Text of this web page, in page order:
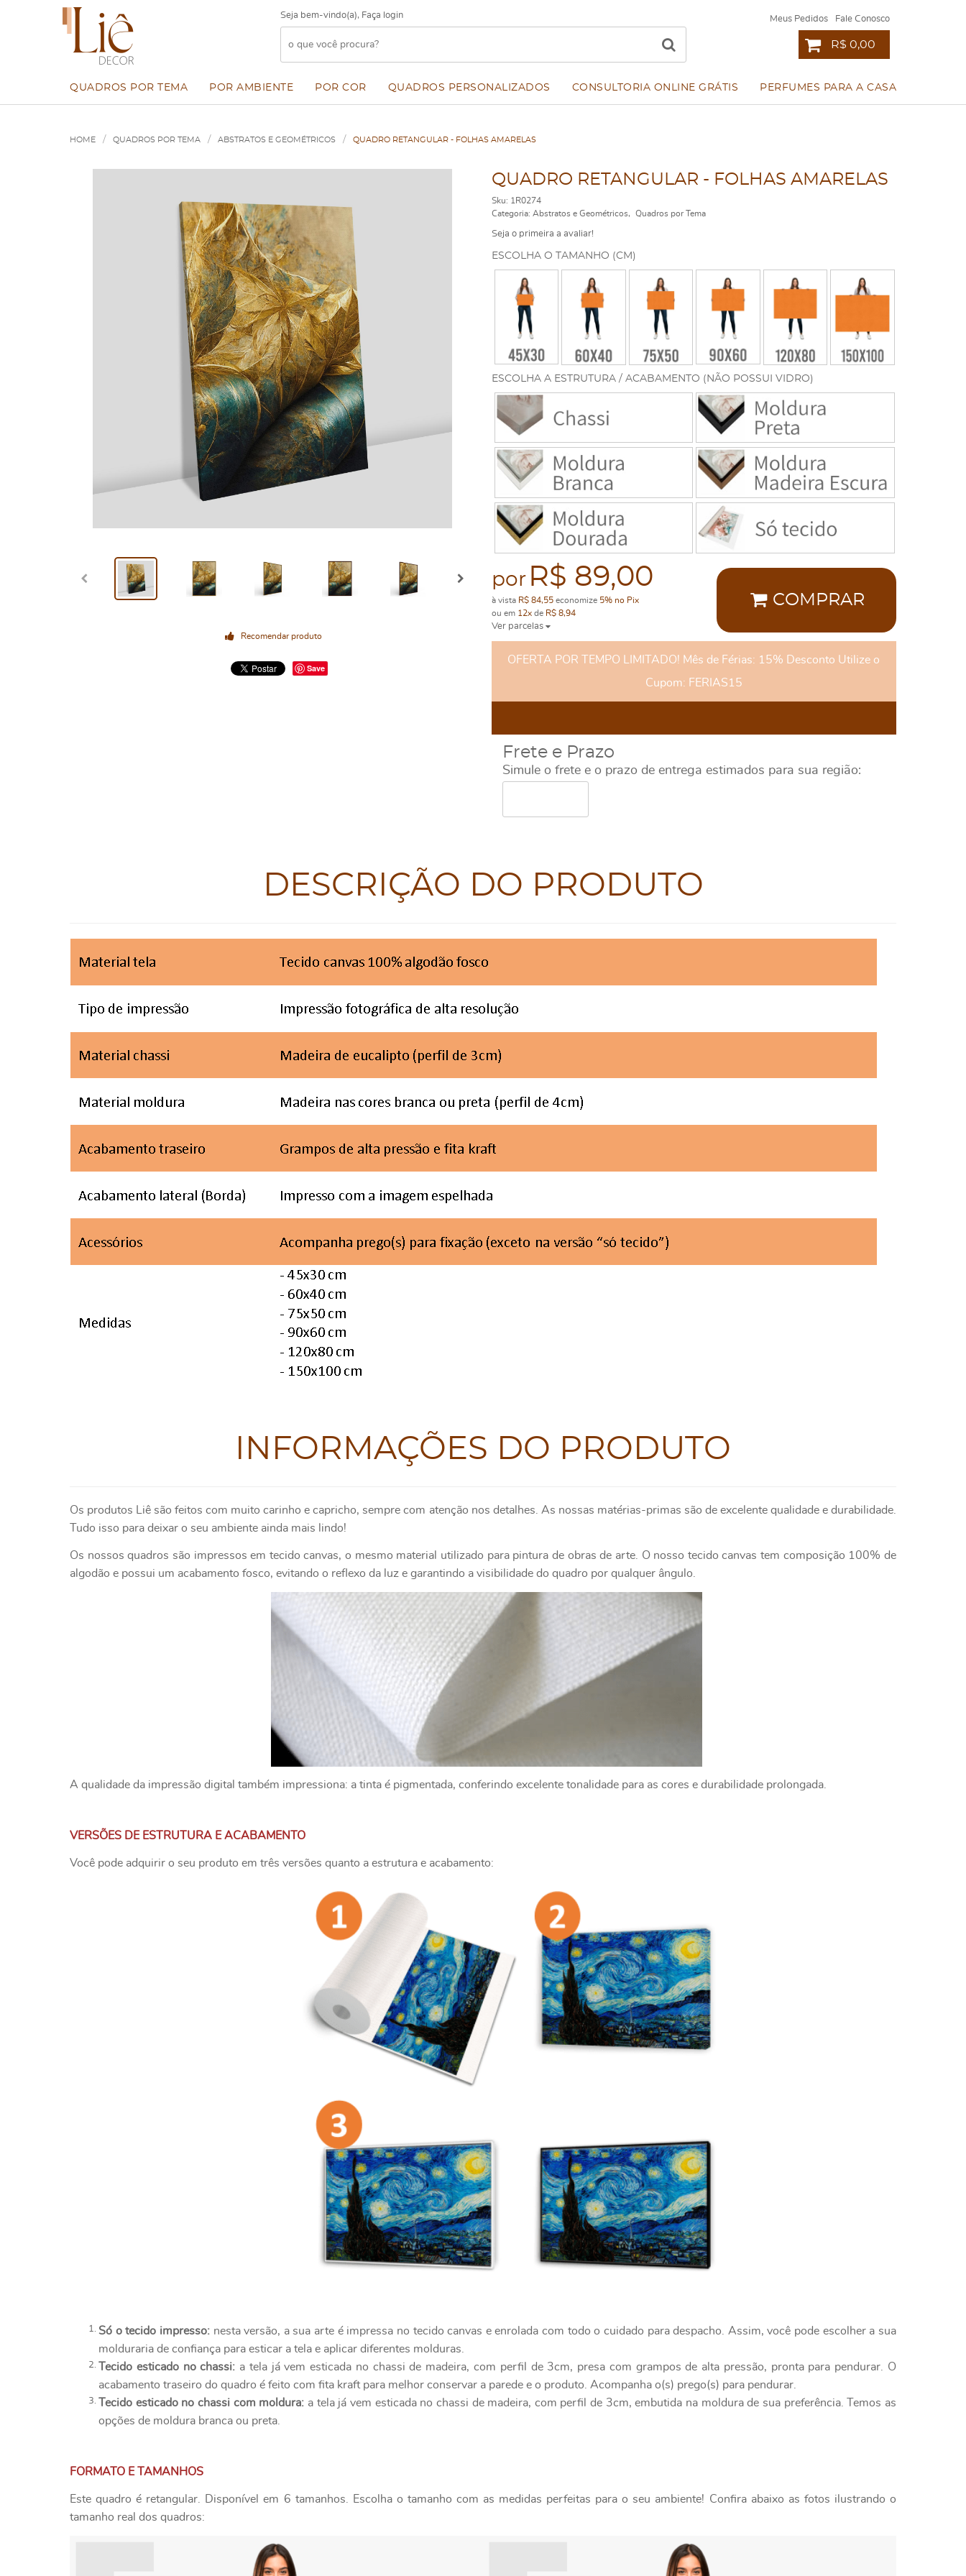
Seja bem-vindo(a), Faça login Meus Pedidos Fale Conosco
R$ 0,00
QUADROS POR TEMA POR AMBIENTE POR COR QUADROS PERSONALIZADOS CONSULTORIA ONLINE GRÁTIS PERFUMES PARA A CASA
HOME QUADROS POR TEMA ABSTRATOS E GEOMÉTRICOS QUADRO RETANGULAR - FOLHAS AMARELAS
Recomendar produto
Save
QUADRO RETANGULAR - FOLHAS AMARELAS
Sku: 1R0274
Categoria: Abstratos e Geométricos Quadros por Tema
Seja o primeira a avaliar!
ESCOLHA A ESTRUTURA / ACABAMENTO (NÃO POSSUI VIDRO)
ESCOLHA O TAMANHO (CM)
por R$ 89,00
à vista R$ 84,55economize 5% no Pix
ou em 12xde R$ 8,94
Ver parcelas
COMPRAR
OFERTA POR TEMPO LIMITADO! Mês de Férias: 15% Desconto Utilize o
Cupom: FERIAS15
Frete e Prazo
Simule o frete e o prazo de entrega estimados para sua região:
DESCRIÇÃO DO PRODUTO
INFORMAÇÕES DO PRODUTO
Os produtos Liê são feitos com muito carinho e capricho, sempre com atenção nos detalhes. As nossas matérias-primas são de excelente qualidade e durabilidade.
Tudo isso para deixar o seu ambiente ainda mais lindo!
Os nossos quadros são impressos em tecido canvas, o mesmo material utilizado para pintura de obras de arte. O nosso tecido canvas tem composição 100% de
algodão e possui um acabamento fosco, evitando o reflexo da luz e garantindo a visibilidade do quadro por qualquer ângulo.
A qualidade da impressão digital também impressiona: a tinta é pigmentada, conferindo excelente tonalidade para as cores e durabilidade prolongada.
VERSÕES DE ESTRUTURA E ACABAMENTO
Você pode adquirir o seu produto em três versões quanto a estrutura e acabamento:
Só o tecido impresso:nesta versão, a sua arte é impressa no tecido canvas e enrolada com todo o cuidado para despacho. Assim, você pode escolher a sua
molduraria de confiança para esticar a tela e aplicar diferentes molduras.
Tecido esticado no chassi: a tela já vem esticada no chassi de madeira, com perfil de 3cm, presa com grampos de alta pressão, pronta para pendurar. O
acabamento traseiro do quadro é feito com fita kraft para melhor conservar a parede e o produto. Acompanha o(s) prego(s) para pendurar.
Tecido esticado no chassi com moldura: a tela já vem esticada no chassi de madeira, com perfil de 3cm, embutida na moldura de sua preferência. Temos as
opções de moldura branca ou preta.
FORMATO E TAMANHOS
Este quadro é retangular. Disponível em 6 tamanhos. Escolha o tamanho com as medidas perfeitas para o seu ambiente! Confira abaixo as fotos ilustrando o
tamanho real dos quadros: